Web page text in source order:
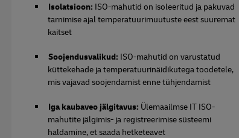
Isolatsioon: ISO-mahutid on isoleeritud ja pakuvad
tarnimise ajal temperatuurimuutuste eest suuremat
kaitset
Soojendusvalikud: ISO-mahutid on varustatud
küttekehade ja temperatuurinäidikutega toodetele,
mis vajavad soojendamist enne tühjendamist
Iga kaubaveo jälgitavus: Ülemaailmse IT ISO-
mahutite jälgimis- ja registreerimise süsteemi
haldamine, et saada hetketeavet